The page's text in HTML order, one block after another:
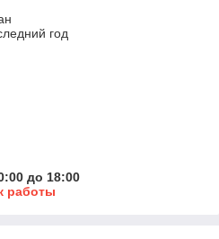
год
до 18:00
работы